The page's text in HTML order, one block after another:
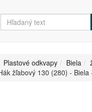
Plastové odkvapy Biela
žľabový 130 (280) - Biela